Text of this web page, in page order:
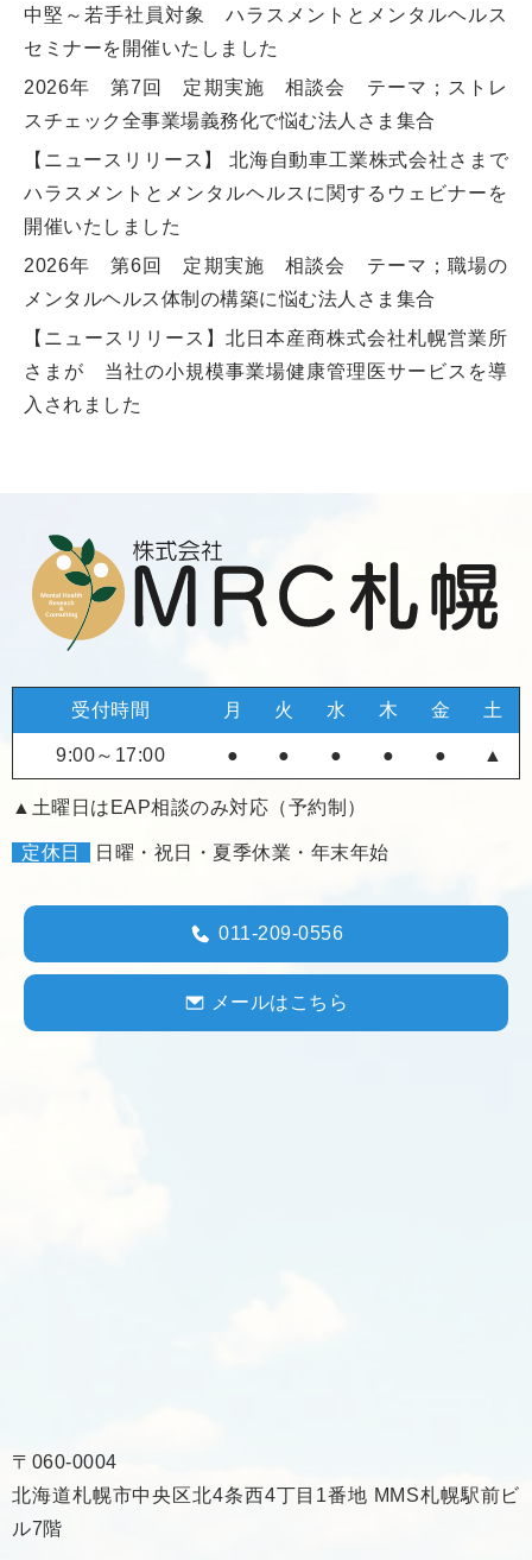
中堅～若手社員対象 ハラスメントとメンタルヘルス
セミナーを開催いたしました
2026年 第7回 定期実施 相談会 テーマ；ストレ
スチェック全事業場義務化で悩む法人さま集合
【ニュースリリース】 北海自動車工業株式会社さまで
ハラスメントとメンタルヘルスに関するウェビナーを
開催いたしました
2026年 第6回 定期実施 相談会 テーマ；職場の
メンタルヘルス体制の構築に悩む法人さま集合
【ニュースリリース】北日本産商株式会社札幌営業所
さまが 当社の小規模事業場健康管理医サービスを導
入されました
受付時間 月 火 水 木 金 土
9:00～17:00 ● ● ● ● ● ▲
▲土曜日はEAP相談のみ対応（予約制）
定休日 日曜・祝日・夏季休業・年末年始
011-209-0556
メールはこちら
〒060-0004
北海道札幌市中央区北4条西4丁目1番地 MMS札幌駅前ビ
ル7階